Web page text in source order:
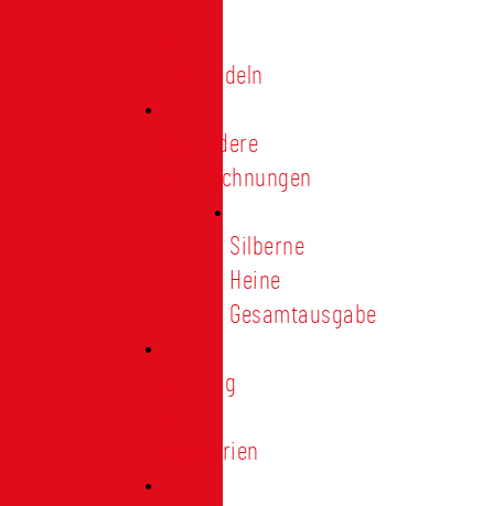
Treunadeln
Besondere
Auszeichnungen
Silberne
Heine
Gesamtausgabe
Satzung
Regularien